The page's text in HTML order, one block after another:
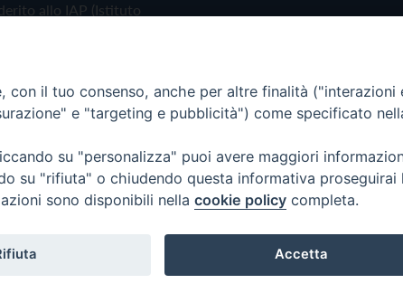
allo IAP (Istituto
il tuo consenso, anche per altre finalità ("interazioni
e "targeting e pubblicità") come specificato
su "personalizza" puoi avere maggiori
su "rifiuta" o chiudendo questa informativa proseguirai
sono disponibili nella cookie policy completa.
Accetta